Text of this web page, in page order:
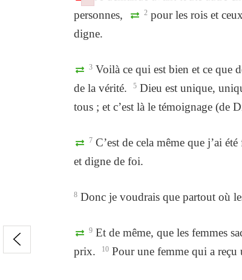
personnes,
2 pour les rois et
digne.
3 Voilà ce qui est bien et ce que
de la vérité.
5 Dieu est unique,
tous ; et c’est là le témoignage (de
7 C’est de cela même que j’ai
et digne de foi.
8 Donc je voudrais que partout où
9 Et de même, que les femmes
prix.
10 Pour une femme qui a reçu
Failed to initialize plugin: wplink
Failed to initialize plugin: wplink